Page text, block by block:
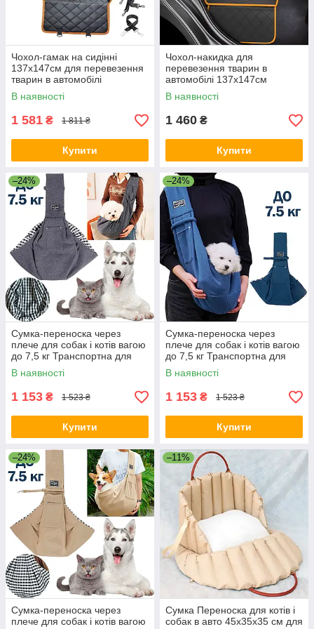
Чохол-гамак на сидінні
137х147см для перевезення
тварин в автомобілі
В наявності
1 581 ₴ 1 811 ₴
Купити
Чохол-накидка для
перевезення тварин в
автомобілі 137х147см
Чорний
В наявності
1 460 ₴
Купити
–24%
Сумка-переноска через
плече для собак і котів вагою
до 7,5 кг Транспортна для
домашніх тварин Сірий
В наявності
1 153 ₴ 1 523 ₴
Купити
–24%
Сумка-переноска через
плече для собак і котів вагою
до 7,5 кг Транспортна для
домашніх тварин Синя
В наявності
1 153 ₴ 1 523 ₴
Купити
–24%
Сумка-переноска через
плече для собак і котів вагою
–11%
Сумка Переноска для котів і
собак в авто 45х35х35 см для